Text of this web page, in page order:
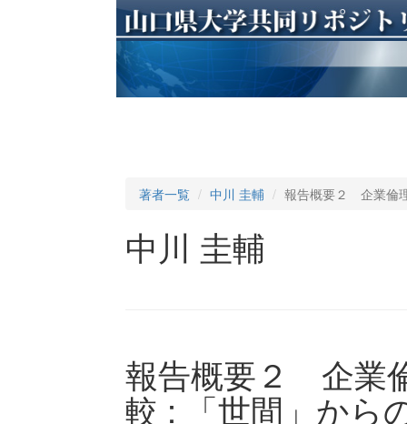
著者一覧 中川 圭輔 報告概要２ 企業倫
中川 圭輔
報告概要２ 企業
較 : 「世間」から